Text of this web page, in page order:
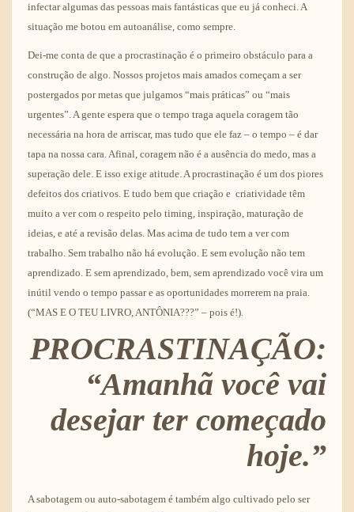
infectar algumas das pessoas mais fantásticas que eu já conheci. A
situação me botou em autoanálise, como sempre.
Dei-me conta de que a procrastinação é o primeiro obstáculo para a
construção de algo. Nossos projetos mais amados começam a ser
postergados por metas que julgamos “mais práticas” ou “mais
urgentes”. A gente espera que o tempo traga aquela coragem tão
necessária na hora de arriscar, mas tudo que ele faz – o tempo – é dar
tapa na nossa cara. Afinal, coragem não é a ausência do medo, mas a
superação dele. E isso exige atitude. A procrastinação é um dos piores
defeitos dos criativos. E tudo bem que criação e criatividade têm
muito a ver com o respeito pelo timing, inspiração, maturação de
ideias, e até a revisão delas. Mas acima de tudo tem a ver com
trabalho. Sem trabalho não há evolução. E sem evolução não tem
aprendizado. E sem aprendizado, bem, sem aprendizado você vira um
inútil vendo o tempo passar e as oportunidades morrerem na praia.
(“MAS E O TEU LIVRO, ANTÔNIA???” – pois é!).
PROCRASTINAÇÃO:
“Amanhã você vai
desejar ter começado
hoje.”
A sabotagem ou auto-sabotagem é também algo cultivado pelo ser